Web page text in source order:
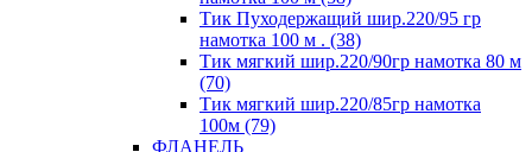
Тик Пуходержащий шир.220/95 гр
намотка 100 м . (38)
Тик мягкий шир.220/90гр намотка 80 м
(70)
Тик мягкий шир.220/85гр намотка
100м (79)
ФЛАНЕЛЬ